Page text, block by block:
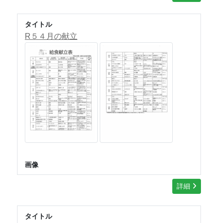
タイトル
R５４月の献立
画像
詳細
タイトル